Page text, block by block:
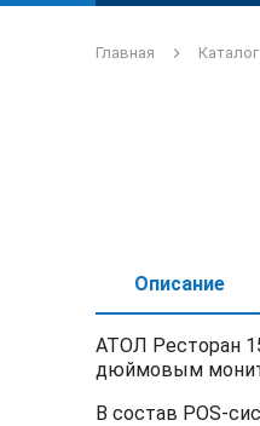
Главная
Описание
АТОЛ Ресторан
дюймовым
В состав POS-